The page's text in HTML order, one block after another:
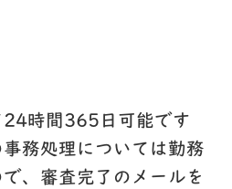
時間365日可能です
務処理については勤務
、審査完了のメールを